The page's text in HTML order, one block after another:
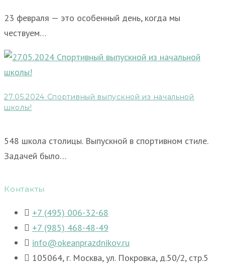
23 февраля — это особенный день, когда мы
чествуем…
27.05.2024 Спортивный выпускной из начальной
школы!
548 школа столицы. Выпускной в спортивном стиле.
Задачей было…
Контакты
+7 (495) 006-32-68
+7 (985) 468-48-49
info@okeanprazdnikov.ru
105064, г. Москва, ул. Покровка, д.50/2, стр.5